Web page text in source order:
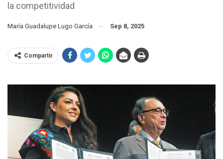
la competitividad
María Guadalupe Lugo García Sep 8, 2025
Compartir